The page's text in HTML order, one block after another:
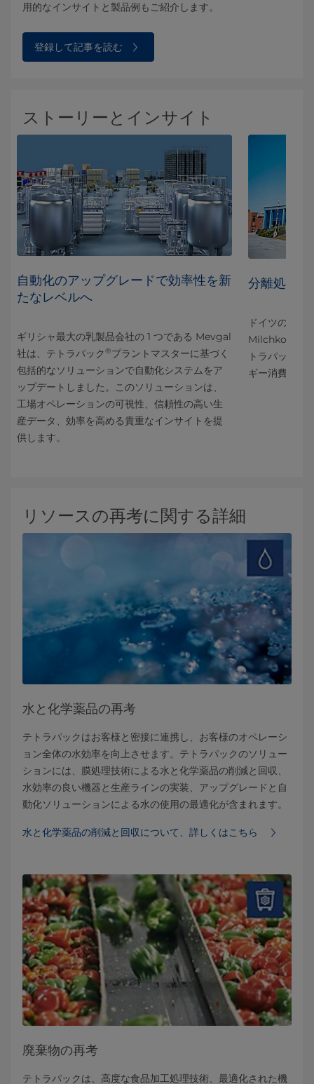
用的なインサイトと製品例もご紹介します。
登録して記事を読む
ストーリーとインサイト
自動化のアップグレードで効率性を新
たなレベルへ
ギリシャ最大の乳製品会社の 1 つである Mevgal
社は、テトラパック®プラントマスターに基づく
包括的なソリューションで自動化システムをア
ップデートしました。このソリューションは、
工場オペレーションの可視性、信頼性の高い生
産データ、効率を高める貴重なインサイトを提
供します。
分離処理
ドイツの乳
Milchkontor
トラパック
ギー消費を
リソースの再考に関する詳細
水と化学薬品の再考
テトラパックはお客様と密接に連携し、お客様のオペレーシ
ョン全体の水効率を向上させます。テトラパックのソリュー
ションには、膜処理技術による水と化学薬品の削減と回収、
水効率の良い機器と生産ラインの実装、アップグレードと自
動化ソリューションによる水の使用の最適化が含まれます。
水と化学薬品の削減と回収について、詳しくはこちら
廃棄物の再考
テトラパックは、高度な食品加工処理技術、最適化された機